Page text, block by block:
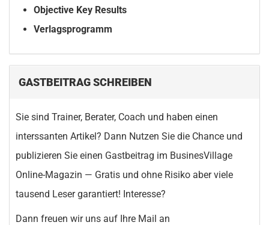
Objective Key Results
Verlagsprogramm
GASTBEITRAG SCHREIBEN
Sie sind Trainer, Berater, Coach und haben einen
interssanten Artikel? Dann Nutzen Sie die Chance und
publizieren Sie einen Gastbeitrag im BusinesVillage
Online-Magazin — Gratis und ohne Risiko aber viele
tausend Leser garantiert! Interesse?
Dann freuen wir uns auf Ihre Mail an